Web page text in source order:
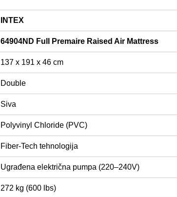
INTEX
64904ND Full Premaire Raised Air Mattress
137 x 191 x 46 cm
Double
Siva
Polyvinyl Chloride (PVC)
Fiber-Tech tehnologija
Ugrađena električna pumpa (220–240V)
272 kg (600 lbs)